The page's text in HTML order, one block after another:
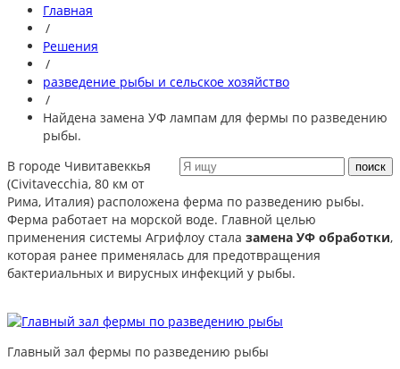
Главная
/
Решения
/
разведение рыбы и сельское хозяйство
/
Найдена замена УФ лампам для фермы по разведению
рыбы.
В городе Чивитавеккья
(Civitavecchia, 80 км от
Рима, Италия) расположена ферма по разведению рыбы.
Ферма работает на морской воде. Главной целью
применения системы Агрифлоу стала замена УФ обработки,
которая ранее применялась для предотвращения
бактериальных и вирусных инфекций у рыбы.
Главный зал фермы по разведению рыбы